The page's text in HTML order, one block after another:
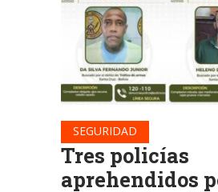
SEGURIDAD
Tres policías
aprehendidos